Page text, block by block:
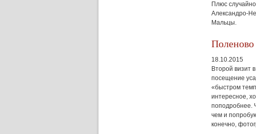
Плюс
Александро-
Мальцы.
Поленово
18.10.2015
Второй визит
посещение
«быстром
интересное,
поподробнее.
чем и
конечно,